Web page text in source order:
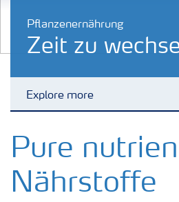
Pflanzenernährung
Zeit zu
Explore more
Düngemittel
Pure
Nährstoffe